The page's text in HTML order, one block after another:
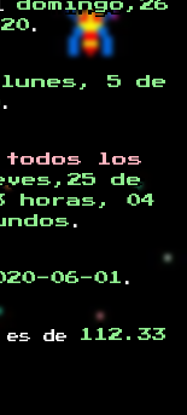
domingo,26
.
lunes, 5 de
.
todos los
de
horas, 04
.
06-01 .
es de
112.33